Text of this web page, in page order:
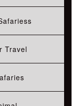
Travel